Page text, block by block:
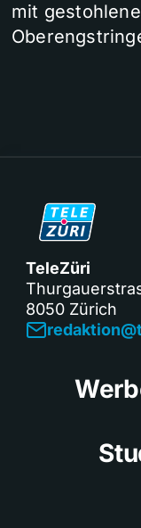
mit
TeleZüri
8050 Zürich